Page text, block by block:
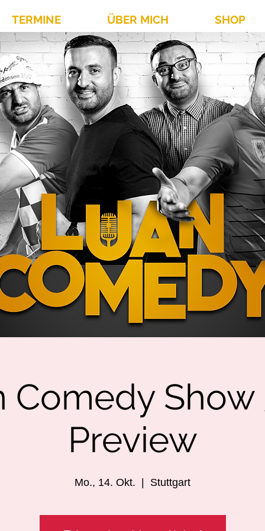
TERMINE ÜBER MICH SHOP
Comedy
Preview
Mo., 14. Okt. Stuttgart